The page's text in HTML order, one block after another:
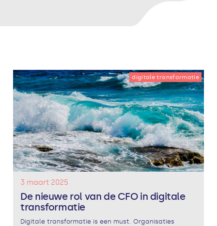
digitale transformatie
3 maart 2025
De nieuwe rol van de CFO in digitale
transformatie
Digitale transformatie is een must. Organisaties